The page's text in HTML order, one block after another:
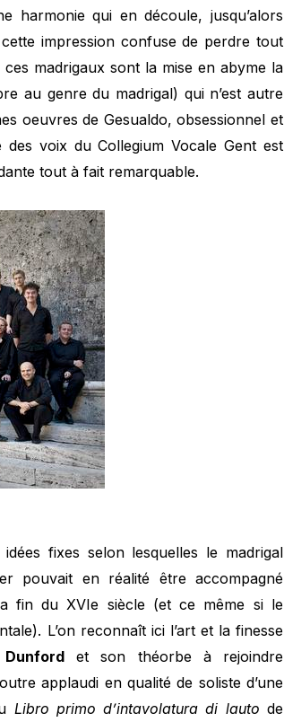
harmonie qui en découle, jusqu’alors
impression confuse de perdre tout
madrigaux sont la mise en abyme la
au genre du madrigal) qui n’est autre
oeuvres de Gesualdo, obsessionnel et
des voix du Collegium Vocale Gent est
tout à fait remarquable.
fixes selon lesquelles le madrigal
pouvait en réalité être accompagné
fin du XVIe siècle (et ce même si le
L’on reconnaît ici l’art et la finesse
et son théorbe à rejoindre
applaudi en qualité de soliste d’une
Libro primo d’intavolatura di lauto de